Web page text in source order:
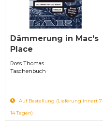
Dämmerung in Mac's
Place
Ross Thomas
Taschenbuch
Auf Bestellung (Lieferung innert
14 Tagen)